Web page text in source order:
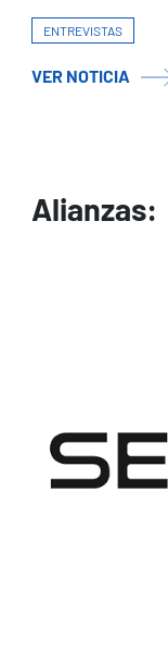
ENTREVISTAS
VER NOTICIA
Alianzas: